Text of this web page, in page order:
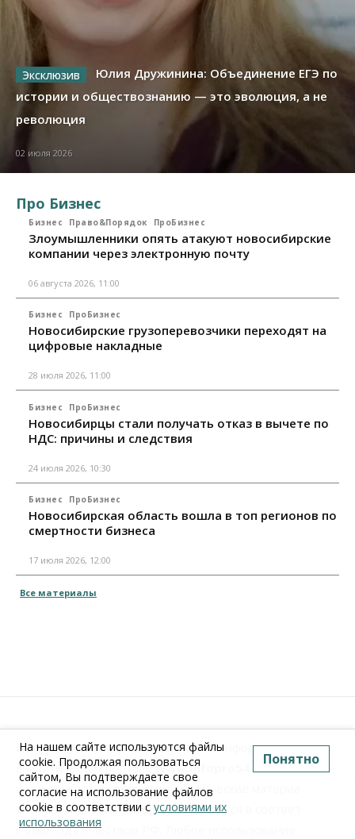
Юлия Дружинина: Объединение ЕГЭ по
истории и обществознанию — это эволюция, а не
революция
02 июля 2026
Про Бизнес
Бизнес Право&Порядок ПроБизнес
Злоумышленники опять атакуют новосибирские
компании через электронную почту
06 августа 2026, 11:00
Бизнес ПроБизнес
Новосибирские грузоперевозчики переходят на
цифровые накладные
28 июля 2026, 11:00
Бизнес ПроБизнес
Новосибирцы стали получать отказ в вычете по
НДС: причины и следствия
24 июля 2026, 10:30
Бизнес ПроБизнес
Новосибирская область вошла в топ регионов по
смертности бизнеса
17 июля 2026, 12:00
Все материалы
Вся информация, размещенная на информационно-
аналитическом порталеwww.Infopro54.ru(тексты,
иллюстрации, фотографии, графические материалы,
элементы дизайна, видео), охраняется в соответствии
с законодательством РФ. Любое использование
На нашем сайте используются файлы
cookie. Продолжая пользоваться
сайтом, Вы подтверждаете свое
согласие на использование файлов
cookie в соответствии с условиями их
использования
Понятно